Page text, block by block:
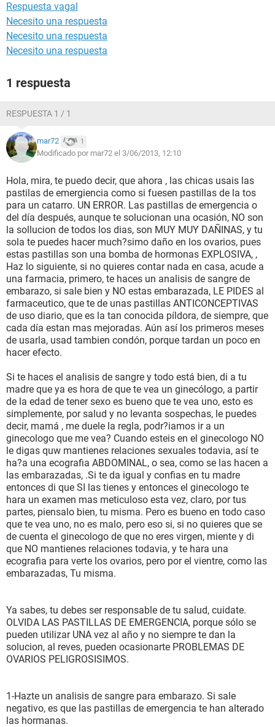
Respuesta vagal
Necesito una respuesta
Necesito una respuesta
Necesito una respuesta
1 respuesta
RESPUESTA 1 / 1
mar72 1
Modificado por mar72 el 3/06/2013, 12:10
Hola, mira, te puedo decir, que ahora , las chicas usais las
pastilas de emergiencia como si fuesen pastillas de la tos
para un catarro. UN ERROR. Las pastillas de emergencia o
del día después, aunque te solucionan una ocasión, NO son
la sollucion de todos los dias, son MUY MUY DAÑINAS, y tu
sola te puedes hacer much?simo daño en los ovarios, pues
estas pastillas son una bomba de hormonas EXPLOSIVA, ,
Haz lo siguiente, si no quieres contar nada en casa, acude a
una farmacia, primero, te haces un analisis de sangre de
embarazo, si sale bien y NO estas embarazada, LE PIDES al
farmaceutico, que te de unas pastillas ANTICONCEPTIVAS
de uso diario, que es la tan conocida píldora, de siempre, que
cada día estan mas mejoradas. Aún así los primeros meses
de usarla, usad tambien condón, porque tardan un poco en
hacer efecto.
Si te haces el analisis de sangre y todo está bien, di a tu
madre que ya es hora de que te vea un ginecólogo, a partir
de la edad de tener sexo es bueno que te vea uno, esto es
simplemente, por salud y no levanta sospechas, le puedes
decir, mamá , me duele la regla, podr?iamos ir a un
ginecologo que me vea? Cuando esteis en el ginecologo NO
le digas quw mantienes relaciones sexuales todavia, así te
ha?a una ecografia ABDOMINAL, o sea, como se las hacen a
las embarazadas, .Si te da igual y confias en tu madre
entonces di que SI las tienes y entonces el ginecologo te
hara un examen mas meticuloso esta vez, claro, por tus
partes, piensalo bien, tu misma. Pero es bueno en todo caso
que te vea uno, no es malo, pero eso si, si no quieres que se
de cuenta el ginecologo de que no eres virgen, miente y di
que NO mantienes relaciones todavia, y te hara una
ecografia para verte los ovarios, pero por el vientre, como las
embarazadas, Tu misma.
Ya sabes, tu debes ser responsable de tu salud, cuidate.
OLVIDA LAS PASTILLAS DE EMERGENCIA, porque sólo se
pueden utilizar UNA vez al año y no siempre te dan la
solucion, al reves, pueden ocasionarte PROBLEMAS DE
OVARIOS PELIGROSISIMOS.
1-Hazte un analisis de sangre para embarazo. Si sale
negativo, es que las pastillas de emergencia te han alterado
las hormanas.